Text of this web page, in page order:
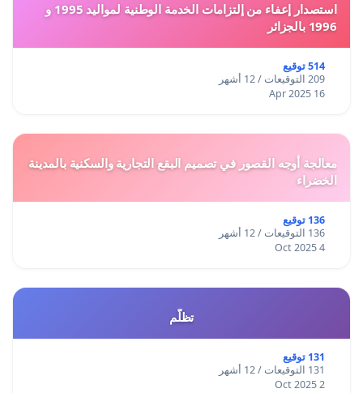
استصدار إعفاء من إلتزامات الخدمة الوطنية لمواليد 1995 و
1996 بالجزائر
514 توقيع
209 التوقيعات / 12 أشهر
16 Apr 2025
معالجة أوجه القصور في تصميم البقع التجارية والسكنية بالمدينة
الخضراء
136 توقيع
136 التوقيعات / 12 أشهر
4 Oct 2025
تظلّم
131 توقيع
131 التوقيعات / 12 أشهر
2 Oct 2025